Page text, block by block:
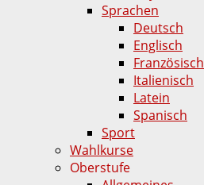
Sprachen
Deutsch
Englisch
Französisch
Italienisch
Latein
Spanisch
Sport
Wahlkurse
Oberstufe